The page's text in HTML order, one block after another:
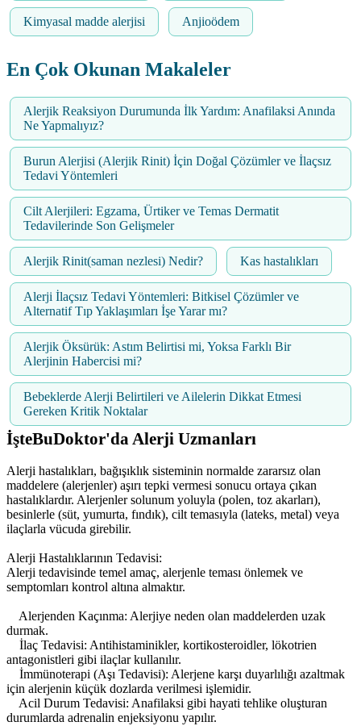
Kimyasal madde alerjisi Anjioödem
En Çok Okunan Makaleler
Alerjik Reaksiyon Durumunda İlk Yardım: Anafilaksi Anında
Ne Yapmalıyız?
Burun Alerjisi (Alerjik Rinit) İçin Doğal Çözümler ve İlaçsız
Tedavi Yöntemleri
Cilt Alerjileri: Egzama, Ürtiker ve Temas Dermatit
Tedavilerinde Son Gelişmeler
Alerjik Rinit(saman nezlesi) Nedir? Kas hastalıkları
Alerji İlaçsız Tedavi Yöntemleri: Bitkisel Çözümler ve
Alternatif Tıp Yaklaşımları İşe Yarar mı?
Alerjik Öksürük: Astım Belirtisi mi, Yoksa Farklı Bir
Alerjinin Habercisi mi?
Bebeklerde Alerji Belirtileri ve Ailelerin Dikkat Etmesi
Gereken Kritik Noktalar
İşteBuDoktor'da Alerji Uzmanları
Alerji hastalıkları, bağışıklık sisteminin normalde zararsız olan
maddelere (alerjenler) aşırı tepki vermesi sonucu ortaya çıkan
hastalıklardır. Alerjenler solunum yoluyla (polen, toz akarları),
besinlerle (süt, yumurta, fındık), cilt temasıyla (lateks, metal) veya
ilaçlarla vücuda girebilir.
Alerji Hastalıklarının Tedavisi:
Alerji tedavisinde temel amaç, alerjenle teması önlemek ve
semptomları kontrol altına almaktır.
Alerjenden Kaçınma: Alerjiye neden olan maddelerden uzak
durmak.
İlaç Tedavisi: Antihistaminikler, kortikosteroidler, lökotrien
antagonistleri gibi ilaçlar kullanılır.
İmmünoterapi (Aşı Tedavisi): Alerjene karşı duyarlılığı azaltmak
için alerjenin küçük dozlarda verilmesi işlemidir.
Acil Durum Tedavisi: Anafilaksi gibi hayati tehlike oluşturan
durumlarda adrenalin enjeksiyonu yapılır.